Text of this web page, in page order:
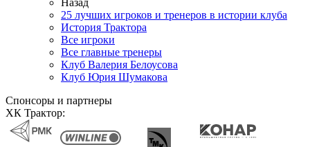
Назад
25 лучших игроков и тренеров в истории клуба
История Трактора
Все игроки
Все главные тренеры
Клуб Валерия Белоусова
Клуб Юрия Шумакова
Спонсоры и партнеры
ХК Трактор: